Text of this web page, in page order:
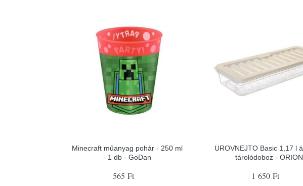
Minecraft műanyag pohár - 250 ml
- 1 db - GoDan
565 Ft
UROVNEJTO Basic 1,17 l
tárolódoboz - ORION
1 650 Ft